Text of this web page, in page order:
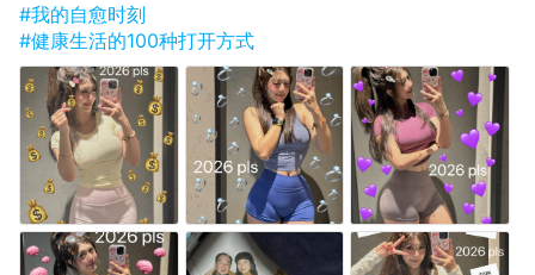
#我的自愈时刻
#健康生活的100种打开方式